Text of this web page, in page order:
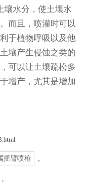
壤水分，使土壤水
而且，喷灌时可以
于植物呼吸以及他
壤产生侵蚀之类的
可以让土壤疏松多
增产，尤其是增加
摇臂喷枪